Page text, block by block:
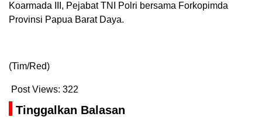
Koarmada III, Pejabat TNI Polri bersama Forkopimda
Provinsi Papua Barat Daya.
(Tim/Red)
Post Views: 322
Tinggalkan Balasan